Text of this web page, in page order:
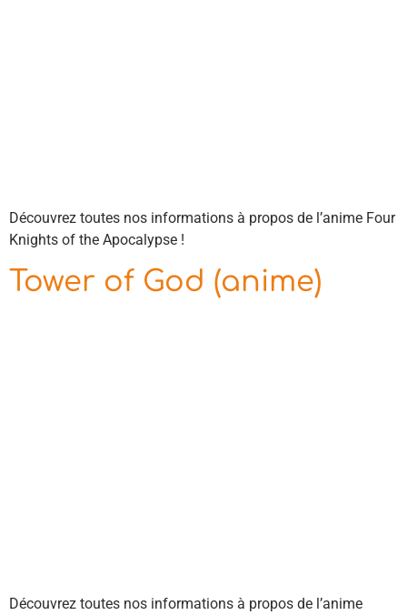
Découvrez toutes nos informations à propos de l’anime Four
Knights of the Apocalypse !
Tower of God (anime)
Découvrez toutes nos informations à propos de l’anime